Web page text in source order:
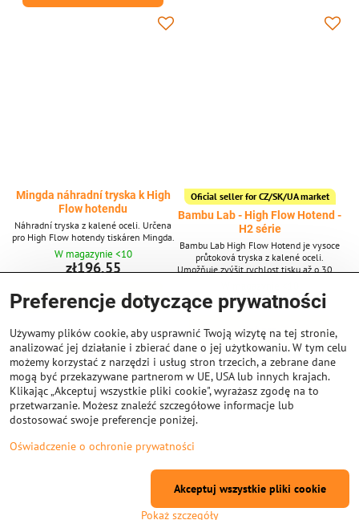
Mingda náhradní tryska k High
Flow hotendu
Náhradní tryska z kalené oceli. Určena
pro High Flow hotendy tiskáren Mingda.
W magazynie <10
zł196,55
Zobacz
Oficial seller for CZ/SK/UA market
Bambu Lab - High Flow Hotend -
H2 série
Bambu Lab High Flow Hotend je vysoce
průtoková tryska z kalené oceli.
Umožňuje zvýšit rychlost tisku až o 30 %
podporuje vyšší objemový průtok
materiálu.
zł193,74
Zobacz
Preferencje dotyczące prywatności
Używamy plików cookie, aby usprawnić Twoją wizytę na tej stronie,
analizować jej działanie i zbierać dane o jej użytkowaniu. W tym celu
możemy korzystać z narzędzi i usług stron trzecich, a zebrane dane
mogą być przekazywane partnerom w UE, USA lub innych krajach.
Klikając „Akceptuj wszystkie pliki cookie", wyrażasz zgodę na to
przetwarzanie. Możesz znaleźć szczegółowe informacje lub
dostosować swoje preferencje poniżej.
Oświadczenie o ochronie prywatności
Pokaż szczegóły
Akceptuj wszystkie pliki cookie